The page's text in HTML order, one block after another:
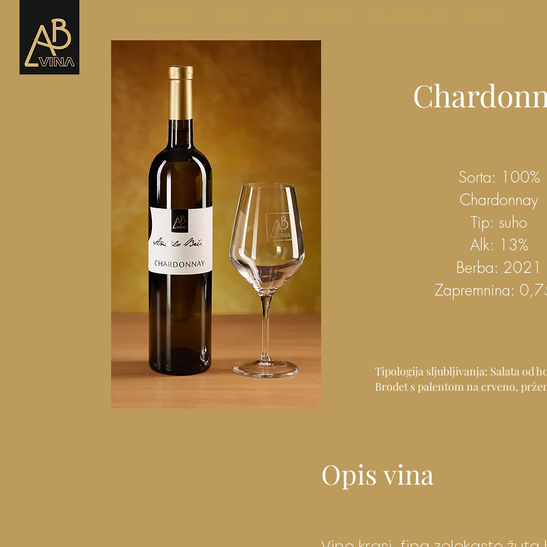
NASLOVNICA O NAMA VINA DESTILATI MASLINOVO ULJE KONTAKT
Sorta: 100%
Chardonnay
Tip: suho
Alk: 13%
Berba: 2021
Zapremnina:
Tipologija sljubljivanja: Salata od
Brodet s palentom na crveno,
Opis vina